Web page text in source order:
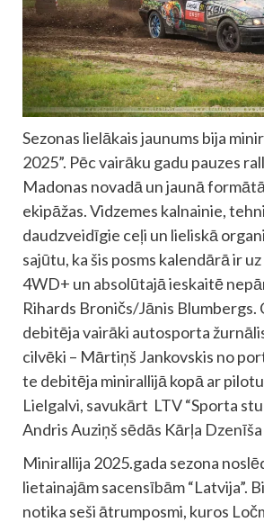
Sezonas lielākais jaunums bija
2025”. Pēc vairāku gadu pauzes
Madonas novadā un jaunā
ekipāžas. Vidzemes kalnainie,
daudzveidīgie ceļi un lieliskā
sajūtu, ka šis posms kalendārā ir
4WD+ un absolūtajā ieskaitē
Rihards Broničs/Jānis Blumbergs.
debitēja vairāki autosporta
cilvēki – Mārtiņš Jankovskis no
te debitēja minirallijā kopā ar
Lielgalvi, savukārt LTV “Sporta
Andris Auziņš sēdās Kārļa
Minirallija 2025.gada sezona
lietainajām sacensībām “Latvija”.
notika seši ātrumposmi, kuros